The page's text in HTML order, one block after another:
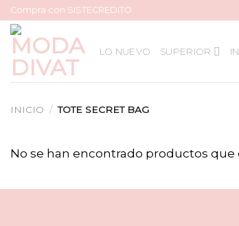
Skip
to
content
Compra con SISTECREDITO
LO NUEVO SUPERIOR
INICIO / TOTE SECRET BAG
No se han encontrado productos